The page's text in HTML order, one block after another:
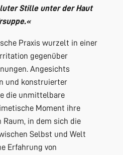
Stille unter der Haut
Praxis wurzelt in einer
gegenüber
Angesichts
und konstruierter
die unmittelbare
Moment ihre
Raum, in dem sich die
Selbst und Welt
Erfahrung von